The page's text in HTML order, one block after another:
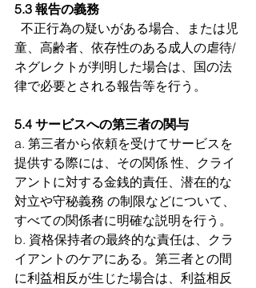
5.3 報告の義務
童、高齢者、依存性のある成人の虐待/
ネグレクトが判明した場合は、国の法
律で必要とされる報告等を行う。
5.4 サービスへの第三者の関与
a. 第三者から依頼を受けてサービスを
提供する際には、その関係 性、クライ
アントに対する金銭的責任、潜在的な
対立や守秘義務 の制限などについて、
すべての関係者に明確な説明を行う。
b. 資格保持者の最終的な責任は、クラ
イアントのケアにある。第三者との間
に利益相反が生じた場合は、利益相反